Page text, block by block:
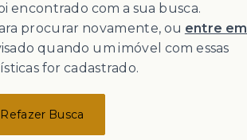
encontrado com a sua busca.
procurar novamente, ou entre em
quando um imóvel com essas
for cadastrado.
Refazer Busca